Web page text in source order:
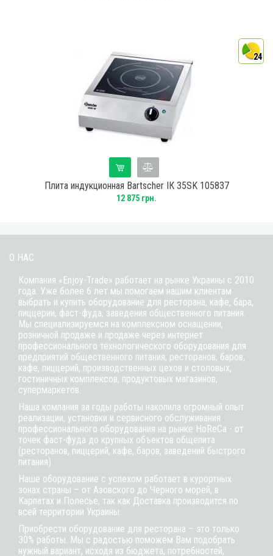
24
Плита индукционная Bartscher ІК 35SK 105837
12 875 грн.
О НАС
Компания «Enjoy-Trade» работает на рынке Украины с 2010
года. Уже более 6 лет мы помогаем нашим клиентам
выбрать и купить оборудование для ресторана, кафе, бара,
пиццерии, фаст-фуда, заведения общественного питания.
Мы специализируемся на комплексном оснащении,
розничной продаже и продаже через интернет
профессионального технологического оборудования для
предприятий общественного питания, ресторанов, баров,
кафе, пиццерий, производственных цехов и столовых,
гостиничных комплексов, продуктовых магазинов,
супермаркетов.
Наша компания за годы работы накопила огромный опыт
реализации, установки и сервисного обслуживания
профессионального оборудования на рынке HoReCa - от
точек фаст-фуда до крупных объектов общепита
(ресторанов, пиццерий, кафе, баров, заведений быстрого
питания)
Наше оборудование с успехом работает в курортных
зонах страны – от Азовского до Черного морей, в
Карпатах и Полесье, так как Доставка производится по
всей территории Украины.
Приобрести оборудование для ресторана – это только
30% работы. Мы с радостью поможем Вам подобрать
нужный вариант, исходя из бюджета, потребностей,